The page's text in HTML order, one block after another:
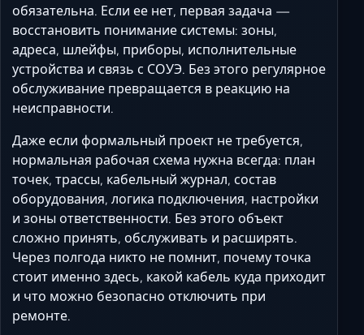
обязательна. Если ее нет, первая задача —
восстановить понимание системы: зоны,
адреса, шлейфы, приборы, исполнительные
устройства и связь с СОУЭ. Без этого регулярное
обслуживание превращается в реакцию на
неисправности.
Даже если формальный проект не требуется,
нормальная рабочая схема нужна всегда: план
точек, трассы, кабельный журнал, состав
оборудования, логика подключения, настройки
и зоны ответственности. Без этого объект
сложно принять, обслуживать и расширять.
Через полгода никто не помнит, почему точка
стоит именно здесь, какой кабель куда приходит
и что можно безопасно отключить при
ремонте.